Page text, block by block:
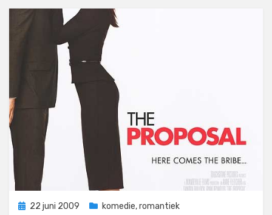
Geplaatst
22 juni 2009 komedie,romantiek